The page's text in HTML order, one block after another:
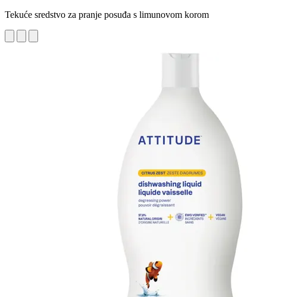
Tekuće sredstvo za pranje posuđa s limunovom korom